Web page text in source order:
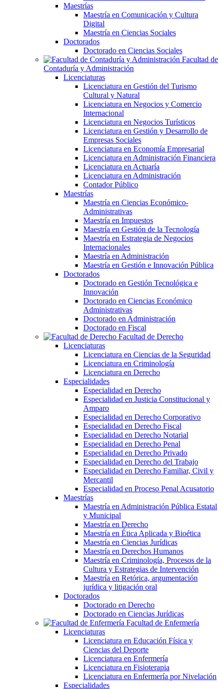
Maestrías
Maestría en Comunicación y Cultura
Digital
Maestría en Ciencias Sociales
Doctorados
Doctorado en Ciencias Sociales
Facultad de
Contaduría y Administración
Licenciaturas
Licenciatura en Gestión del Turismo
Cultural y Natural
Licenciatura en Negocios y Comercio
Internacional
Licenciatura en Negocios Turísticos
Licenciatura en Gestión y Desarrollo de
Empresas Sociales
Licenciatura en Economía Empresarial
Licenciatura en Administración Financiera
Licenciatura en Actuaría
Licenciatura en Administración
Contador Público
Maestrías
Maestría en Ciencias Económico-
Administrativas
Maestría en Impuestos
Maestría en Gestión de la Tecnología
Maestría en Estrategia de Negocios
Internacionales
Maestría en Administración
Maestría en Gestión e Innovación Pública
Doctorados
Doctorado en Gestión Tecnológica e
Innovación
Doctorado en Ciencias Económico
Administrativas
Doctorado en Administración
Doctorado en Fiscal
Facultad de Derecho
Licenciaturas
Licenciatura en Ciencias de la Seguridad
Licenciatura en Criminología
Licenciatura en Derecho
Especialidades
Especialidad en Derecho
Especialidad en Justicia Constitucional y
Amparo
Especialidad en Derecho Corporativo
Especialidad en Derecho Fiscal
Especialidad en Derecho Notarial
Especialidad en Derecho Penal
Especialidad en Derecho Privado
Especialidad en Derecho del Trabajo
Especialidad en Derecho Familiar, Civil y
Mercantil
Especialidad en Proceso Penal Acusatorio
Maestrías
Maestría en Administración Pública Estatal
y Municipal
Maestría en Derecho
Maestría en Ética Aplicada y Bioética
Maestría en Ciencias Jurídicas
Maestría en Derechos Humanos
Maestría en Criminología, Procesos de la
Cultura y Estrategias de Intervención
Maestría en Retórica, argumentación
jurídica y litigación oral
Doctorados
Doctorado en Derecho
Doctorado en Ciencias Jurídicas
Facultad de Enfermería
Licenciaturas
Licenciatura en Educación Física y
Ciencias del Deporte
Licenciatura en Enfermería
Licenciatura en Fisioterapia
Licenciatura en Enfermería por Nivelación
Especialidades